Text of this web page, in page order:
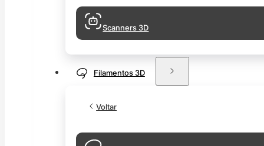
Scanners 3D
Filamentos 3D
Voltar